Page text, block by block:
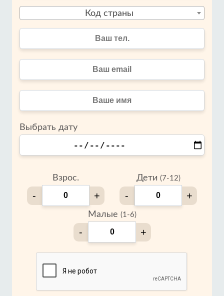
Код страны
Выбрать дату
Взрос.
- +
Дети (7-12)
- +
Малые (1-6)
- +